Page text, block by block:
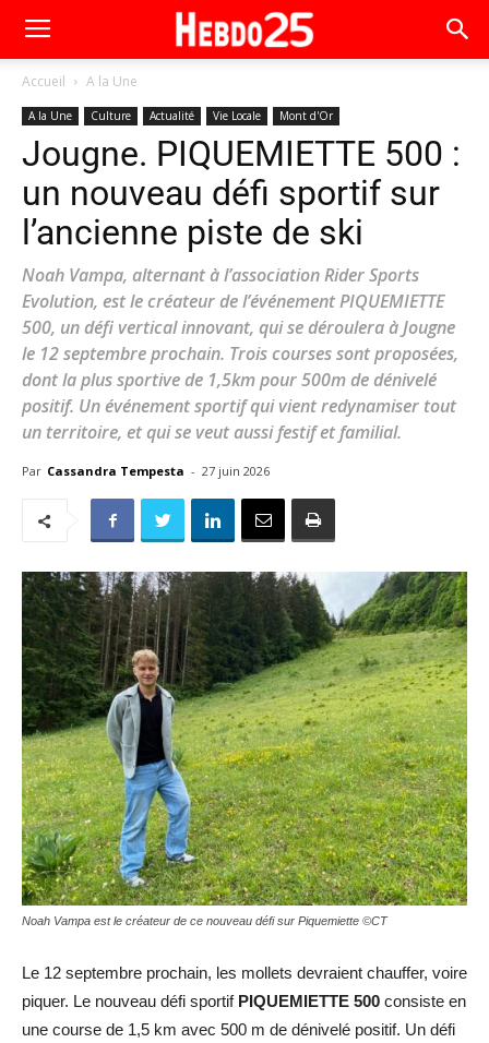
Accueil A la Une
A la Une Culture Actualité Vie Locale Mont d'Or
Jougne. PIQUEMIETTE 500 :
un nouveau défi sportif sur
l’ancienne piste de ski
Noah Vampa, alternant à l’association Rider Sports
Evolution, est le créateur de l’événement PIQUEMIETTE
500, un défi vertical innovant, qui se déroulera à Jougne
le 12 septembre prochain. Trois courses sont proposées,
dont la plus sportive de 1,5km pour 500m de dénivelé
positif. Un événement sportif qui vient redynamiser tout
un territoire, et qui se veut aussi festif et familial.
Par Cassandra Tempesta - 27 juin 2026
Noah Vampa est le créateur de ce nouveau défi sur Piquemiette ©CT
Le 12 septembre prochain, les mollets devraient chauffer, voire
piquer. Le nouveau défi sportif PIQUEMIETTE 500 consiste en
une course de 1,5 km avec 500 m de dénivelé positif. Un défi